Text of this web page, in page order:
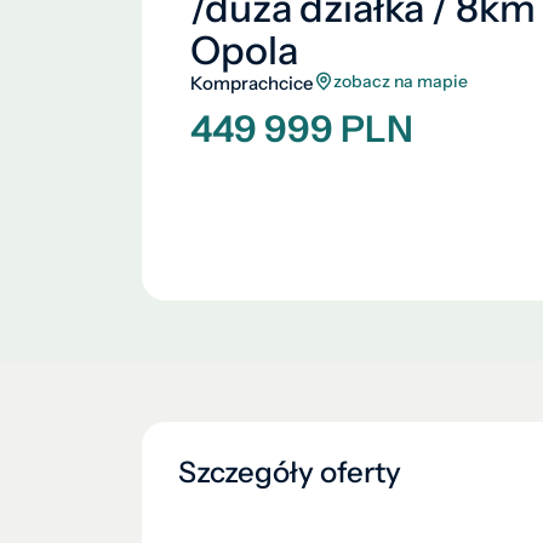
Opola
Komprachcice zobacz na mapie
449 999 PLN
Szczegóły oferty